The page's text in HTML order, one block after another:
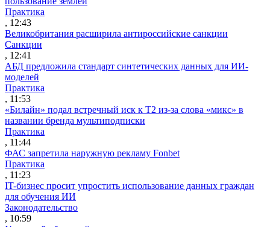
Практика
, 12:43
Великобритания расширила антироссийские санкции
Санкции
, 12:41
АБД предложила стандарт синтетических данных для ИИ-
моделей
Практика
, 11:53
«Билайн» подал встречный иск к Т2 из-за слова «микс» в
названии бренда мультиподписки
Практика
, 11:44
ФАС запретила наружную рекламу Fonbet
Практика
, 11:23
IT-бизнес просит упростить использование данных граждан
для обучения ИИ
Законодательство
, 10:59